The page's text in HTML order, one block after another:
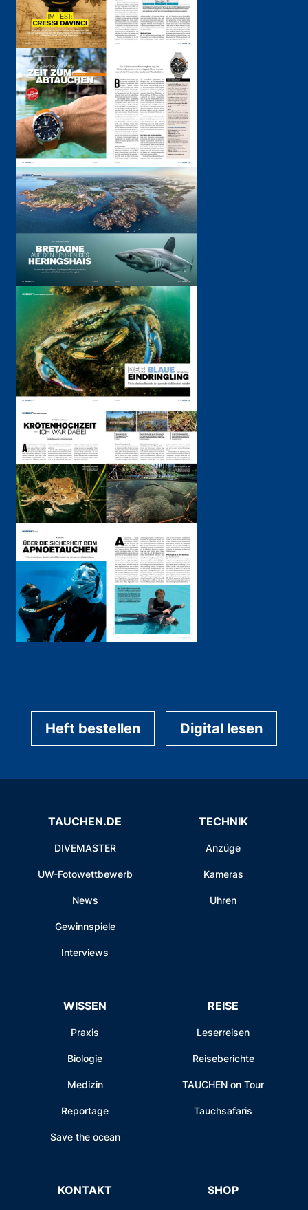
Heft bestellen Digital lesen
TAUCHEN.DE
DIVEMASTER
UW-Fotowettbewerb
News
Gewinnspiele
Interviews
TECHNIK
Anzüge
Kameras
Uhren
WISSEN
Praxis
Biologie
Medizin
Reportage
Save the ocean
REISE
Leserreisen
Reiseberichte
TAUCHEN on Tour
Tauchsafaris
KONTAKT SHOP